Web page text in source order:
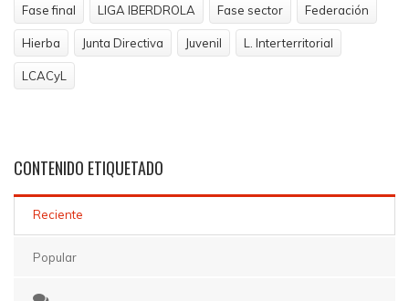
Fase final LIGA IBERDROLA Fase sector Federación
Hierba Junta Directiva Juvenil L. Interterritorial
LCACyL
CONTENIDO ETIQUETADO
Reciente
Popular